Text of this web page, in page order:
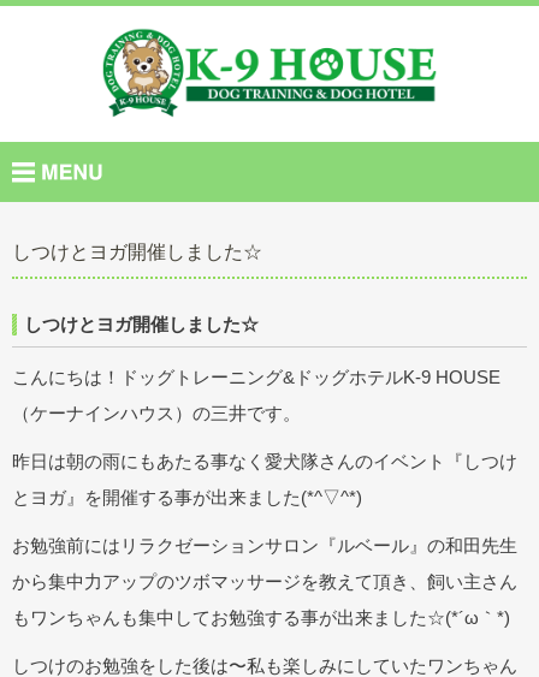
しつけとヨガ開催しました☆
しつけとヨガ開催しました☆
こんにちは！ドッグトレーニング&ドッグホテルK-9 HOUSE
（ケーナインハウス）の三井です。
昨日は朝の雨にもあたる事なく愛犬隊さんのイベント『しつけ
とヨガ』を開催する事が出来ました(*^▽^*)
お勉強前にはリラクゼーションサロン『ルベール』の和田先生
から集中力アップのツボマッサージを教えて頂き、飼い主さん
もワンちゃんも集中してお勉強する事が出来ました☆(*´ω｀*)
しつけのお勉強をした後は〜私も楽しみにしていたワンちゃん